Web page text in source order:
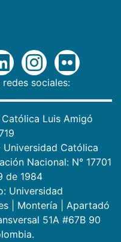
redes sociales:
Luis Amigó
Universidad Católica
Nacional: N° 17701
de 1984
Universidad
Montería
Apartadó
51A #67B 90